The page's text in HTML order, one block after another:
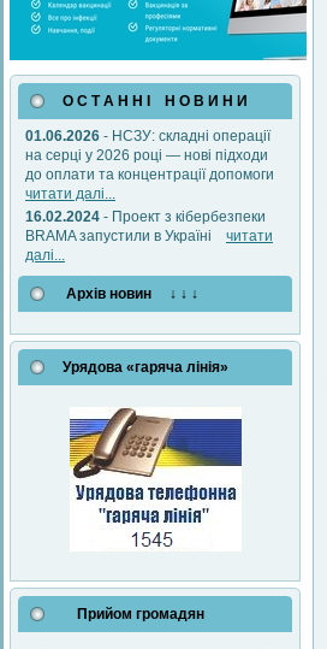
О С Т А Н Н І Н О В И Н И
01.06.2026 - НСЗУ: складні операції
на серці у 2026 році — нові підходи
до оплати та концентрації допомоги
читати далі...
16.02.2024 - Проект з кібербезпеки
BRAMA запустили в Україні читати
далі...
Архів новин ↓ ↓ ↓
Урядова «гаряча лінія»
Прийом громадян